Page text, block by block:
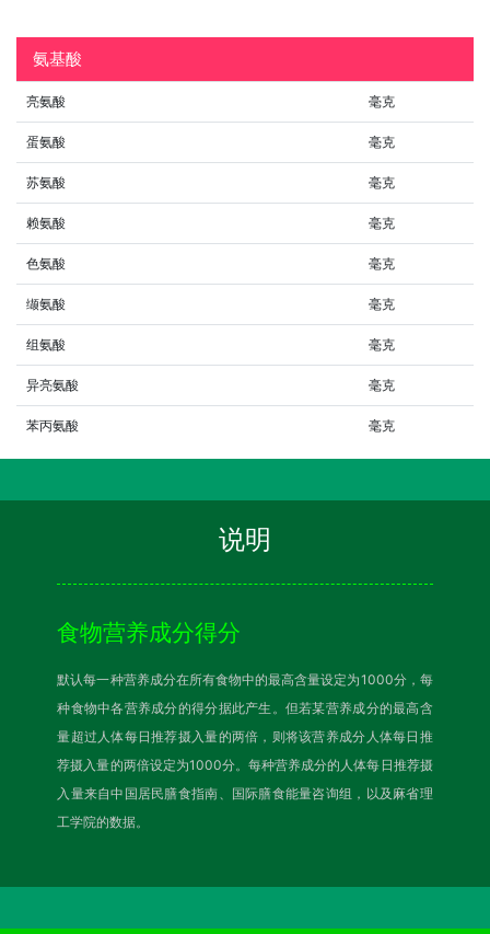
氨基酸
亮氨酸 毫克
蛋氨酸 毫克
苏氨酸 毫克
赖氨酸 毫克
色氨酸 毫克
缬氨酸 毫克
组氨酸 毫克
异亮氨酸 毫克
苯丙氨酸 毫克
说明
食物营养成分得分
默认每一种营养成分在所有食物中的最高含量设定为1000分，每
种食物中各营养成分的得分据此产生。但若某营养成分的最高含
量超过人体每日推荐摄入量的两倍，则将该营养成分人体每日推
荐摄入量的两倍设定为1000分。每种营养成分的人体每日推荐摄
入量来自中国居民膳食指南、国际膳食能量咨询组，以及麻省理
工学院的数据。